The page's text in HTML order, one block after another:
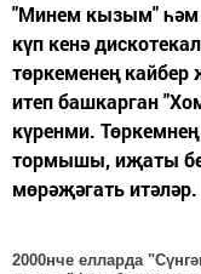
"Минем кызым" һәм
күп кенә
төркеменең
итеп башкарган
күренми.
тормышы, иҗаты
мөрәҗәгать
2000нче елларда